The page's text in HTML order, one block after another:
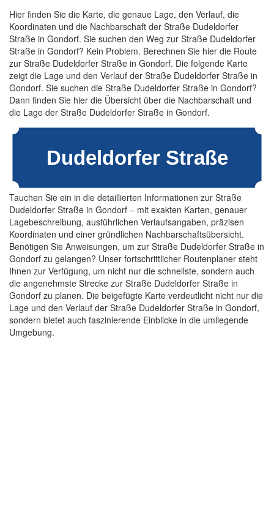
Hier finden Sie die Karte, die genaue Lage, den Verlauf, die
Koordinaten und die Nachbarschaft der Straße Dudeldorfer
Straße in Gondorf. Sie suchen den Weg zur Straße Dudeldorfer
Straße in Gondorf? Kein Problem. Berechnen Sie hier die Route
zur Straße Dudeldorfer Straße in Gondorf. Die folgende Karte
zeigt die Lage und den Verlauf der Straße Dudeldorfer Straße in
Gondorf. Sie suchen die Straße Dudeldorfer Straße in Gondorf?
Dann finden Sie hier die Übersicht über die Nachbarschaft und
die Lage der Straße Dudeldorfer Straße in Gondorf.
Tauchen Sie ein in die detaillierten Informationen zur Straße
Dudeldorfer Straße in Gondorf – mit exakten Karten, genauer
Lagebeschreibung, ausführlichen Verlaufsangaben, präzisen
Koordinaten und einer gründlichen Nachbarschaftsübersicht.
Benötigen Sie Anweisungen, um zur Straße Dudeldorfer Straße in
Gondorf zu gelangen? Unser fortschrittlicher Routenplaner steht
Ihnen zur Verfügung, um nicht nur die schnellste, sondern auch
die angenehmste Strecke zur Straße Dudeldorfer Straße in
Gondorf zu planen. Die beigefügte Karte verdeutlicht nicht nur die
Lage und den Verlauf der Straße Dudeldorfer Straße in Gondorf,
sondern bietet auch faszinierende Einblicke in die umliegende
Umgebung.